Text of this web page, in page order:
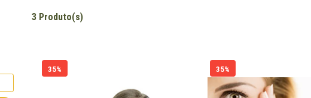
3 Produto(s)
35% 35%